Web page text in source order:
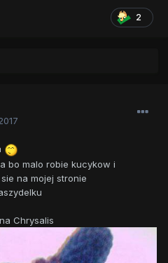
2
bo malo robie kucykow i
na mojej stronie
Chrysalis